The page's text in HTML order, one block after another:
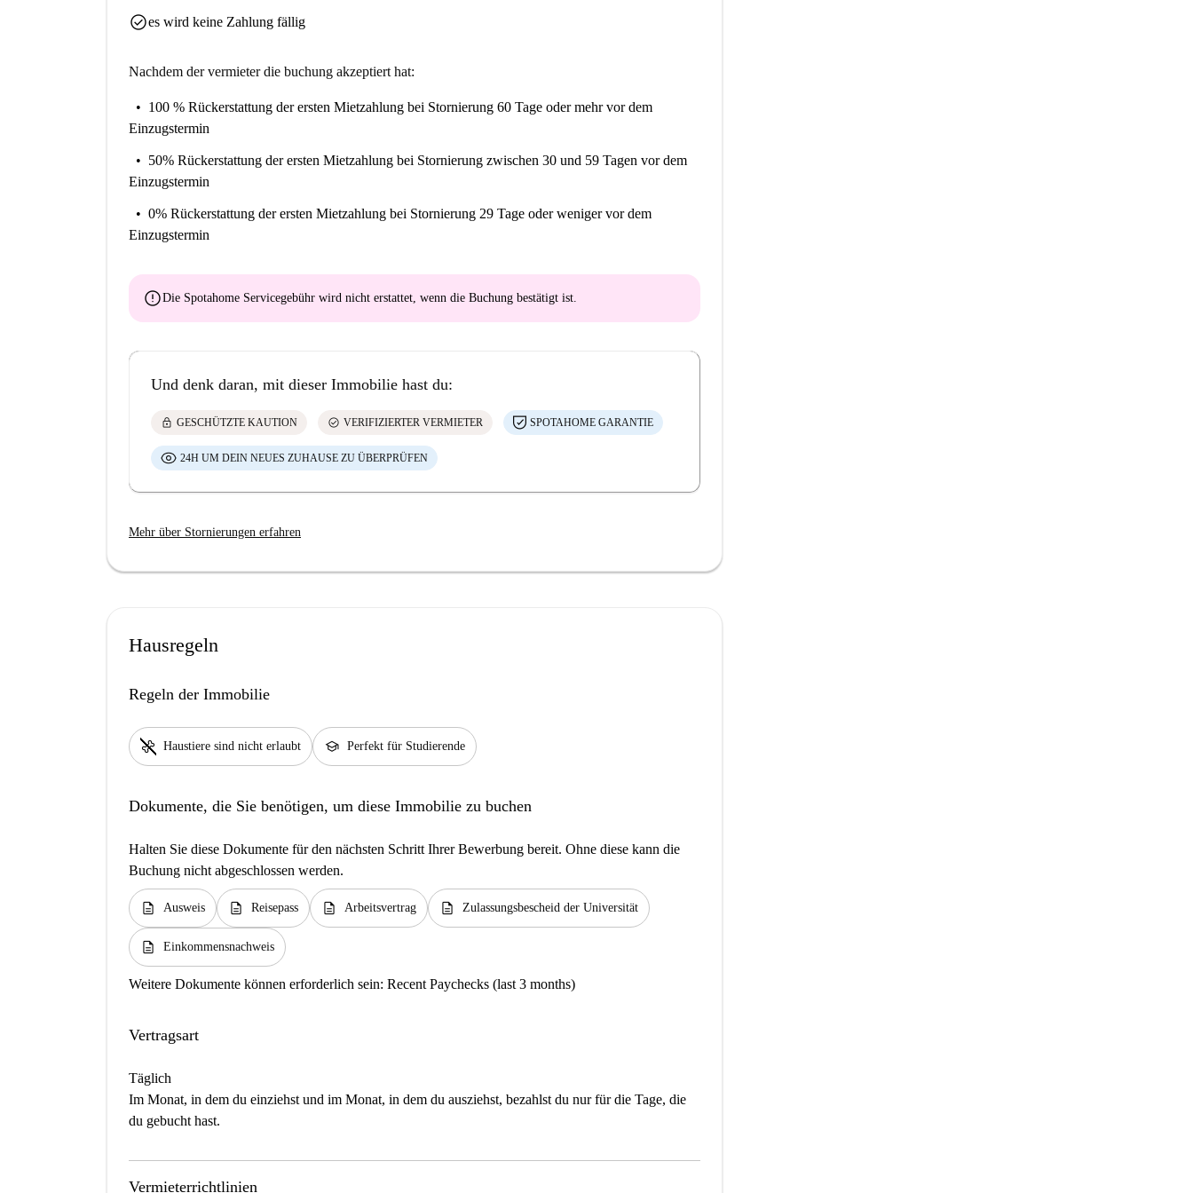
check_circlees wird keine Zahlung fällig
Nachdem der vermieter die buchung akzeptiert hat:
100 % Rückerstattung der ersten Mietzahlung bei Stornierung 60 Tage oder mehr vor dem
Einzugstermin
50% Rückerstattung der ersten Mietzahlung bei Stornierung zwischen 30 und 59 Tagen vor dem
Einzugstermin
0% Rückerstattung der ersten Mietzahlung bei Stornierung 29 Tage oder weniger vor dem
Einzugstermin
errorDie Spotahome Servicegebühr wird nicht erstattet, wenn die Buchung bestätigt ist.
Und denk daran, mit dieser Immobilie hast du:
lock GESCHÜTZTE KAUTION check_circle VERIFIZIERTER VERMIETER SPOTAHOME GARANTIE
24H UM DEIN NEUES ZUHAUSE ZU ÜBERPRÜFEN
Mehr über Stornierungen erfahren
Hausregeln
Regeln der Immobilie
pet_supplies Haustiere sind nicht erlaubt school Perfekt für Studierende
Dokumente, die Sie benötigen, um diese Immobilie zu buchen
Halten Sie diese Dokumente für den nächsten Schritt Ihrer Bewerbung bereit. Ohne diese kann die
Buchung nicht abgeschlossen werden.
description Ausweis description Reisepass description Arbeitsvertrag description Zulassungsbescheid der Universität
description Einkommensnachweis
Weitere Dokumente können erforderlich sein: Recent Paychecks (last 3 months)
Vertragsart
Täglich
Im Monat, in dem du einziehst und im Monat, in dem du ausziehst, bezahlst du nur für die Tage, die
du gebucht hast.
Vermieterrichtlinien